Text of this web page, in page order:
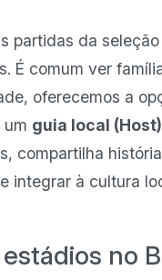
partidas da
É comum ver
oferecemos a
um guia local (Host)
compartilha
integrar à cultura
no